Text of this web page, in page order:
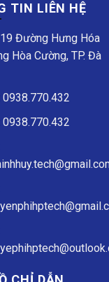
TIN LIÊN HỆ
Đường Hưng Hóa
Hòa Cường, TP. Đà
0938.770.432
0938.770.432